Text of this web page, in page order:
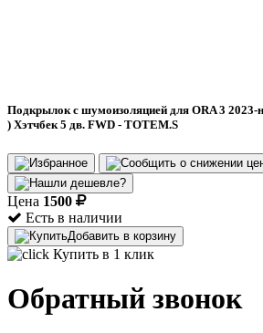
Подкрылок с шумоизоляцией для ORA 3 2023-
) Хэтчбек 5 дв. FWD - TOTEM.S
Цена 1500
Есть в наличии
Добавить в корзину
Купить в 1 клик
Обратный звонок